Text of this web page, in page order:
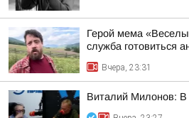
Герой мема
служба готовиться
Вчера, 23:31
Виталий Милонов: В